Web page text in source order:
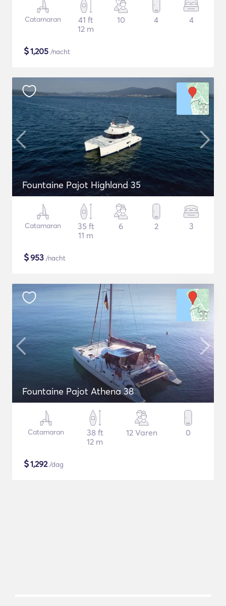
Catamaran
41 ft
12 m
10 4 4
$1,205 /nacht
Fountaine Pajot Highland 35
Catamaran
35 ft
11 m
6 2 3
$953 /nacht
Fountaine Pajot Athena 38
Catamaran
38 ft
12 m
12 Varen 0
$1,292/dag